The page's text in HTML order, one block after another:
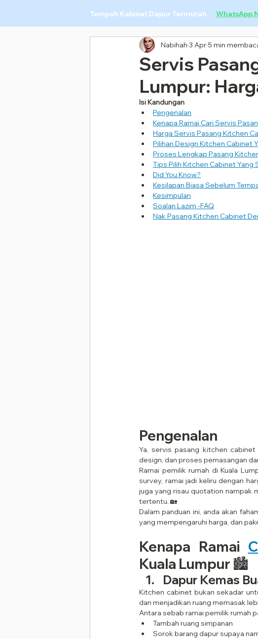
Tempah Kabinet Dapur Termurah · WhatsApp
Servis
Lumpur:
Nabihah 3 Apr 5 min
Isi Kandungan
Pengenalan
Kenapa Ramai Cari Servis
Harga Servis Pasang Kitchen
Pilihan Design Kitchen Cabinet
Proses Lengkap Pasang
Tips Pilih Kitchen Cabinet Yang
Did You Know?
Kesilapan Biasa Sebelum
Kesimpulan
Soalan Lazim -FAQ
Nak Pasang Kitchen Cabinet
Pengenalan
Ya, servis pasang kitchen
design, dan proses pemasangan
Ramai pemilik rumah di Kuala
survey, ramai jadi keliru dengan
juga yang risau quotation nampak
tertentu. 🏡
Dalam panduan ini, anda akan
yang mempengaruhi harga, dan
Kenapa Ramai
Kuala Lumpur 🏙️
Dapur Kemas
Kitchen cabinet bukan sekadar
dan menjadikan ruang memasak
Antara sebab ramai pemilik rumah
Tambah ruang simpanan
Sorok barang dapur supaya